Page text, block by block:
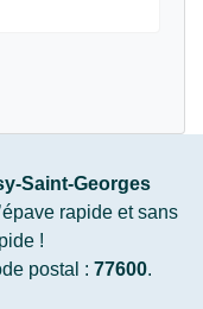
Saint-Georges
rapide et sans
!
postal : 77600.